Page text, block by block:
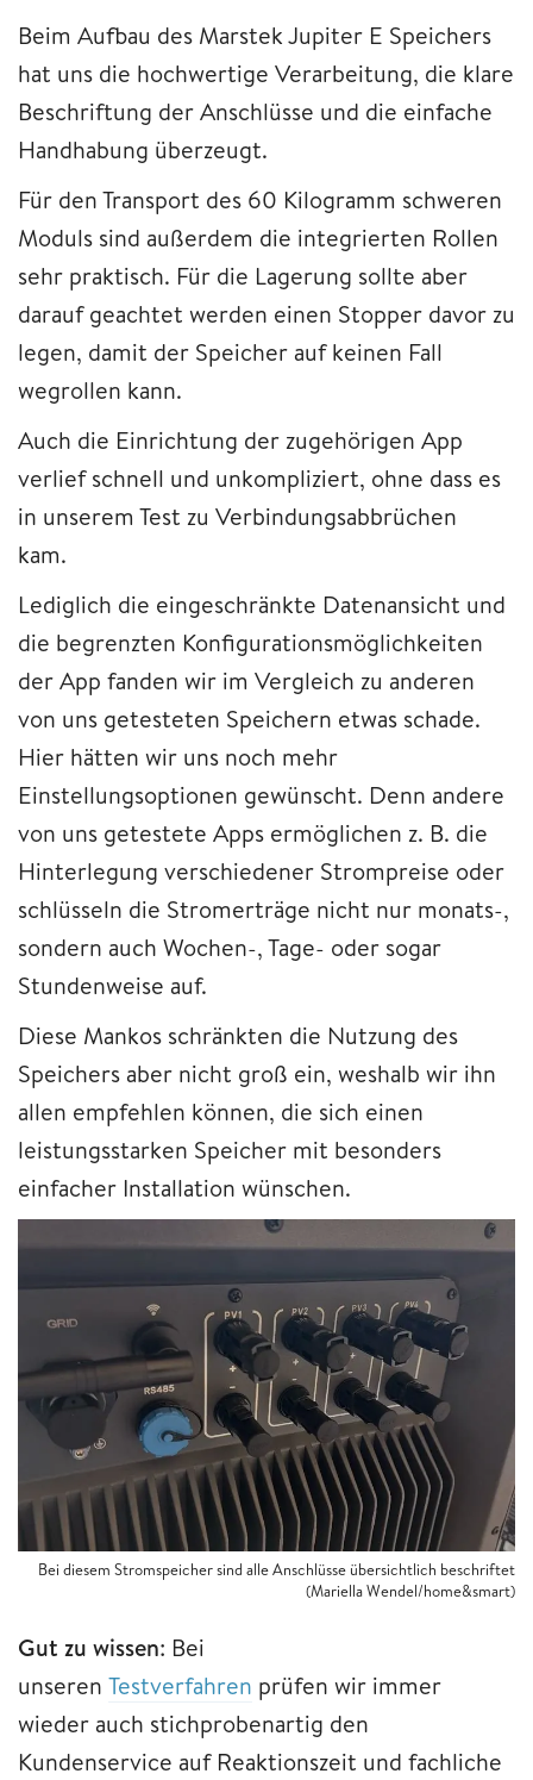
Beim Aufbau des Marstek Jupiter E Speichers
hat uns die hochwertige Verarbeitung, die klare
Beschriftung der Anschlüsse und die einfache
Handhabung überzeugt.
Für den Transport des 60 Kilogramm schweren
Moduls sind außerdem die integrierten Rollen
sehr praktisch. Für die Lagerung sollte aber
darauf geachtet werden einen Stopper davor zu
legen, damit der Speicher auf keinen Fall
wegrollen kann.
Auch die Einrichtung der zugehörigen App
verlief schnell und unkompliziert, ohne dass es
in unserem Test zu Verbindungsabbrüchen
kam.
Lediglich die eingeschränkte Datenansicht und
die begrenzten Konfigurationsmöglichkeiten
der App fanden wir im Vergleich zu anderen
von uns getesteten Speichern etwas schade.
Hier hätten wir uns noch mehr
Einstellungsoptionen gewünscht. Denn andere
von uns getestete Apps ermöglichen z. B. die
Hinterlegung verschiedener Strompreise oder
schlüsseln die Stromerträge nicht nur monats-,
sondern auch Wochen-, Tage- oder sogar
Stundenweise auf.
Diese Mankos schränkten die Nutzung des
Speichers aber nicht groß ein, weshalb wir ihn
allen empfehlen können, die sich einen
leistungsstarken Speicher mit besonders
einfacher Installation wünschen.
Bei diesem Stromspeicher sind alle Anschlüsse übersichtlich beschriftet
(Mariella Wendel/home&smart)
Gut zu wissen: Bei
unseren Testverfahren prüfen wir immer
wieder auch stichprobenartig den
Kundenservice auf Reaktionszeit und fachliche